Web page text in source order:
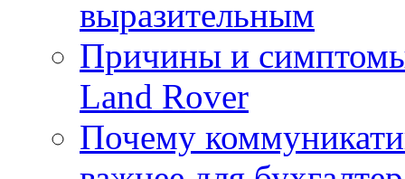
выразительным
Причины и
Land Rover
Почему